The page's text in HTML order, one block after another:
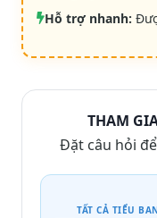
Hỗ trợ nhanh:
THAM
Đặt câu hỏi
TẤT CẢ TIỂU